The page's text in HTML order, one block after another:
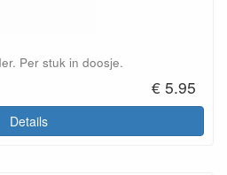
Per stuk in doosje.
€ 5.95
Details